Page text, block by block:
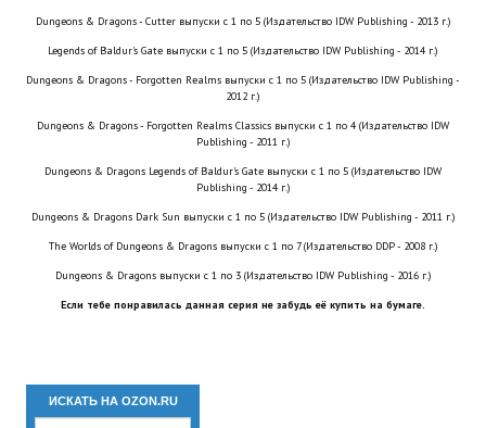
Теневой кардинал для Скайрима
Apella CBBE SSE BodySlide (with Physics)
Kitana CBBE SSE BodySlide (with Physics)
SB Corset Armor CBBE SSE BodySlide (with Physics)
Dungeons & Dragons - Cutter выпуски с 1 по 5 (Издательство IDW Publishing - 2013 г.)
Legends of Baldur's Gate выпуски с 1 по 5 (Издательство IDW Publishing - 2014 г.)
Dungeons & Dragons - Forgotten Realms выпуски с 1 по 5 (Издательство IDW Publishing -
2012 г.)
Dungeons & Dragons - Forgotten Realms Classics выпуски с 1 по 4 (Издательство IDW
Publishing - 2011 г.)
Dungeons & Dragons Legends of Baldur's Gate выпуски с 1 по 5 (Издательство IDW
Publishing - 2014 г.)
Dungeons & Dragons Dark Sun выпуски с 1 по 5 (Издательство IDW Publishing - 2011 г.)
The Worlds of Dungeons & Dragons выпуски с 1 по 7 (Издательство DDP - 2008 г.)
Dungeons & Dragons выпуски с 1 по 3 (Издательство IDW Publishing - 2016 г.)
Если тебе понравилась данная серия не забудь её купить на бумаге.
ИСКАТЬ НА OZON.RU